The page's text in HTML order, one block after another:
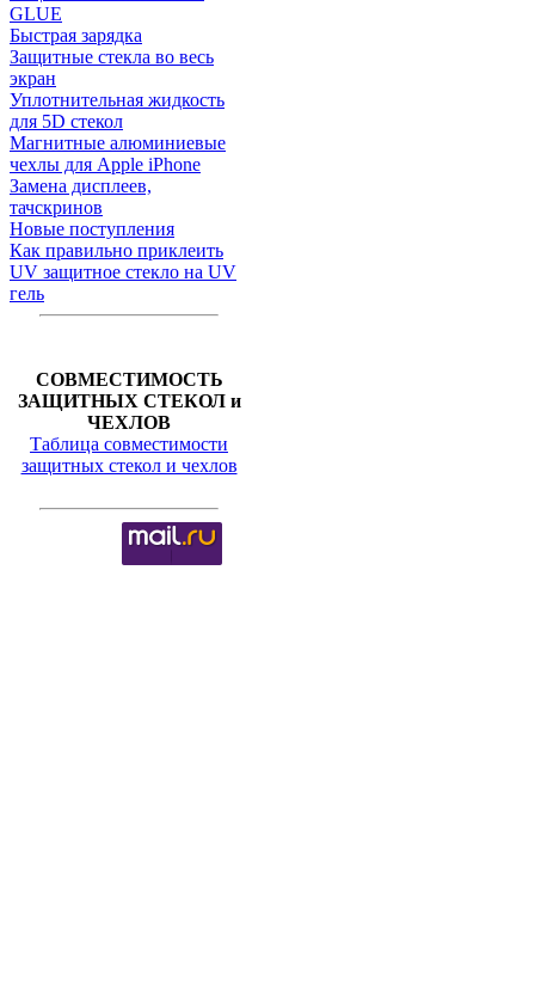
GLUE
Быстрая зарядка
Защитные стекла во весь
экран
Уплотнительная жидкость
для 5D стекол
Магнитные алюминиевые
чехлы для Apple iPhone
Замена дисплеев,
тачскринов
Новые поступления
Как правильно приклеить
UV защитное стекло на UV
гель
СОВМЕСТИМОСТЬ
ЗАЩИТНЫХ СТЕКОЛ и
ЧЕХЛОВ
Таблица совместимости
защитных стекол и чехлов